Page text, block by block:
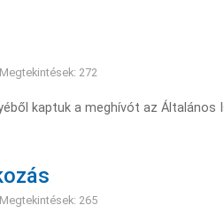
Megtekintések: 272
kaptuk a meghívót az Általános
Megtekintések: 265